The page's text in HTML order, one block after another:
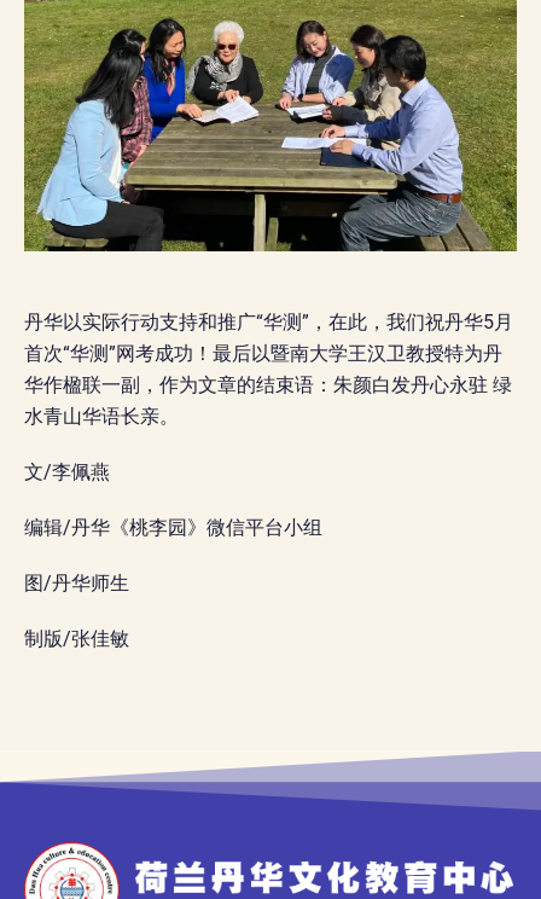
丹华以实际行动支持和推广“华测”，在此，我们祝丹华5月
首次“华测”网考成功！最后以暨南大学王汉卫教授特为丹
华作楹联一副，作为文章的结束语：朱颜白发丹心永驻 绿
水青山华语长亲。
文/李佩燕
编辑/丹华《桃李园》微信平台小组
图/丹华师生
制版/张佳敏